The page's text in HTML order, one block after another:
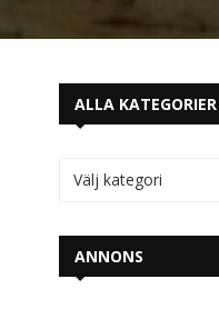
ALLA KATEGORIER
ANNONS